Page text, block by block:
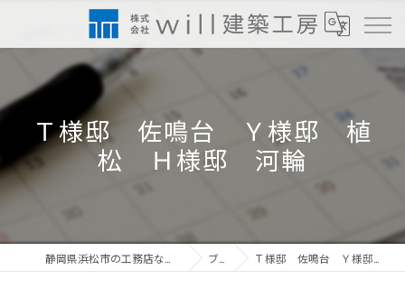
Ｔ様邸 佐鳴台 Ｙ様邸 植
松 Ｈ様邸 河輪
ブログ Ｔ様邸 佐鳴台 Ｙ様邸 植松 Ｈ様邸 河輪